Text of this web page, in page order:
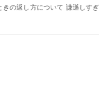
きの返し方について 謙遜しす